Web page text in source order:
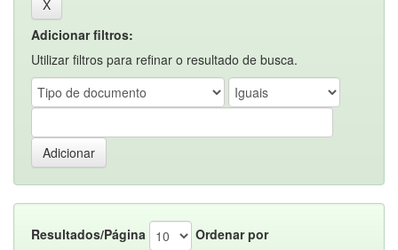
Adicionar filtros:
Utilizar filtros para refinar o resultado de busca.
Resultados/Página
Ordenar por